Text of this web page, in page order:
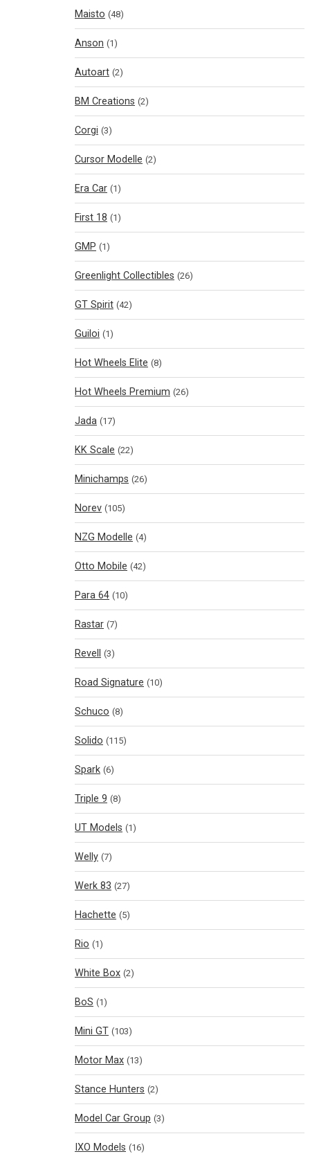
Maisto (48)
Anson (1)
Autoart (2)
BM Creations (2)
Corgi (3)
Cursor Modelle (2)
Era Car (1)
First 18 (1)
GMP (1)
Greenlight Collectibles (26)
GT Spirit (42)
Guiloi (1)
Hot Wheels Elite (8)
Hot Wheels Premium (26)
Jada (17)
KK Scale (22)
Minichamps (26)
Norev (105)
NZG Modelle (4)
Otto Mobile (42)
Para 64 (10)
Rastar (7)
Revell (3)
Road Signature (10)
Schuco (8)
Solido (115)
Spark (6)
Triple 9 (8)
UT Models (1)
Welly (7)
Werk 83 (27)
Hachette (5)
Rio (1)
White Box (2)
BoS (1)
Mini GT (103)
Motor Max (13)
Stance Hunters (2)
Model Car Group (3)
IXO Models (16)